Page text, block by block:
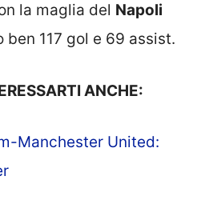
la maglia del Napoli
117 gol e 69 assist.
ANCHE:
Manchester United: